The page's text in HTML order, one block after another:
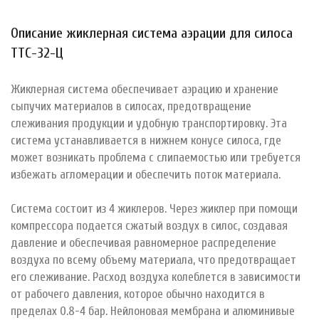
Описание жиклерная система аэрации для силоса
ТТС-32-Ц
Жиклерная система обеспечивает аэрацию и хранение
сыпучих материалов в силосах, предотвращение
слеживания продукции и удобную транспортировку. Эта
система устанавливается в нижнем конусе силоса, где
может возникать проблема с слипаемостью или требуется
избежать агломерации и обеспечить поток материала.
Система состоит из 4 жиклеров. Через жиклер при помощи
компрессора подается сжатый воздух в силос, создавая
давление и обеспечивая равномерное распределение
воздуха по всему объему материала, что предотвращает
его слеживание. Расход воздуха колеблется в зависимости
от рабочего давления, которое обычно находится в
пределах 0.8-4 бар. Нейлоновая мембрана и алюминивые